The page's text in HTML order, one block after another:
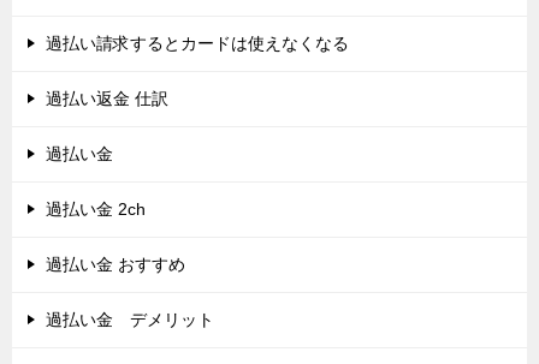
過払い請求するとカードは使えなくなる
過払い返金 仕訳
過払い金
過払い金 2ch
過払い金 おすすめ
過払い金 デメリット